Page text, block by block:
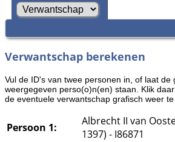
Verwantschap berekenen
Vul de ID's van twee personen in, of laat de
weergegeven perso(o)n(en) staan. Klik
de eventuele verwantschap grafisch weer te
Persoon 1:
Albrecht II van
1397) - I86871